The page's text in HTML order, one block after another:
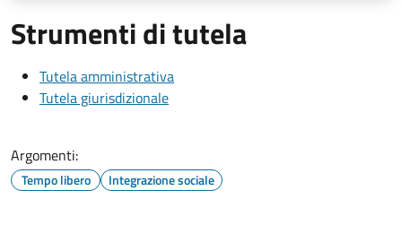
Strumenti di tutela
Tutela amministrativa
Tutela giurisdizionale
Argomenti:
Tempo libero Integrazione sociale